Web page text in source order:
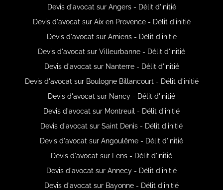
Devis d'avocat sur Angers - Délit d'initié
Devis d'avocat sur Aix en Provence - Délit d'initié
Devis d'avocat sur Amiens - Délit d'initié
Devis d'avocat sur Villeurbanne - Délit d'initié
Devis d'avocat sur Nanterre - Délit d'initié
Devis d'avocat sur Boulogne Billancourt - Délit d'initié
Devis d'avocat sur Nancy - Délit d'initié
Devis d'avocat sur Montreuil - Délit d'initié
Devis d'avocat sur Saint Denis - Délit d'initié
Devis d'avocat sur Angoulême - Délit d'initié
Devis d'avocat sur Lens - Délit d'initié
Devis d'avocat sur Annecy - Délit d'initié
Devis d'avocat sur Bayonne - Délit d'initié